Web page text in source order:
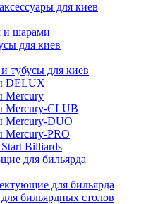
для киев
и шарами
для киев
тубусы для киев
DELUX
Mercury
Mercury-CLUB
Mercury-DUO
Mercury-PRO
Billiards
для бильярда
для бильярда
бильярдных столов